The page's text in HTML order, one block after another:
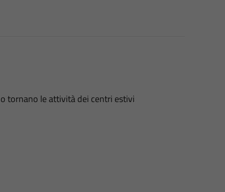
tornano le attività dei centri estivi